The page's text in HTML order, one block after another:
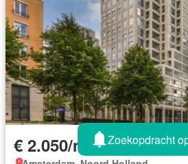
€ 2.050/maandZoekopdracht